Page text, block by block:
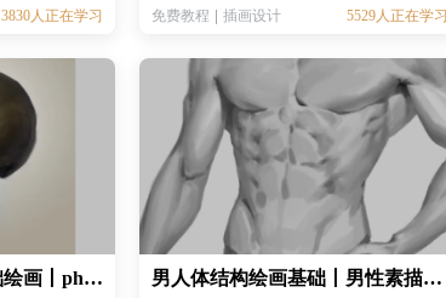
3830人正在学习
免费教程
插画设计 5529人正在学习
头骨绘画教程丨PS基础绘画丨photoshop绘画教程 男人体结构绘画基础丨男性素描基础绘画丨人体绘画教程 丨CG角色绘画教程